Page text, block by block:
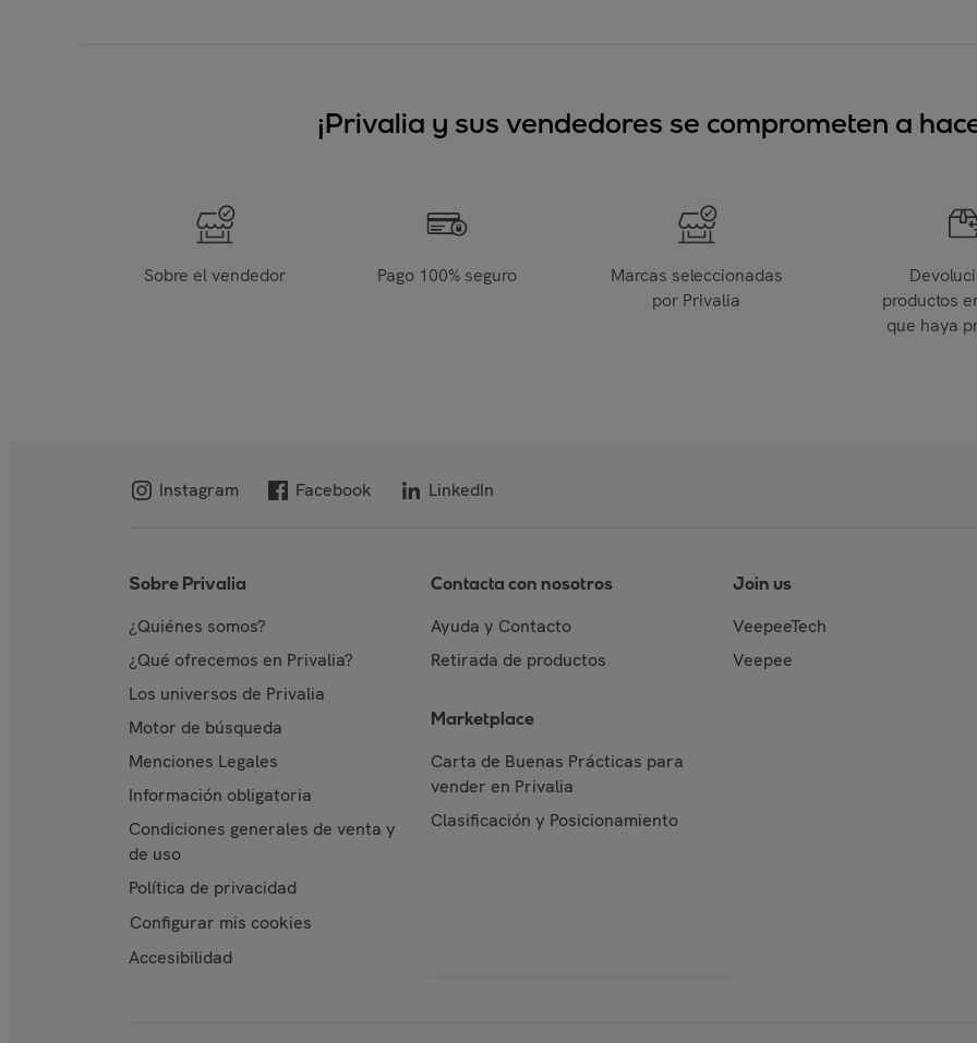
¡Privalia y sus vendedores se comprometen a
Sobre el vendedor Pago 100% seguro
Marcas seleccionadas
por Privalia
productos
que haya
Instagram Facebook LinkedIn
Sobre Privalia
¿Quiénes somos?
¿Qué ofrecemos en Privalia?
Los universos de Privalia
Motor de búsqueda
Menciones Legales
Información obligatoria
Condiciones generales de venta y
de uso
Política de privacidad
Configurar mis cookies
Accesibilidad
Contacta con nosotros
Ayuda y Contacto
Retirada de productos
Marketplace
Carta de Buenas Prácticas para
vender en Privalia
Clasificación y Posicionamiento
Join us
VeepeeTech
Veepee